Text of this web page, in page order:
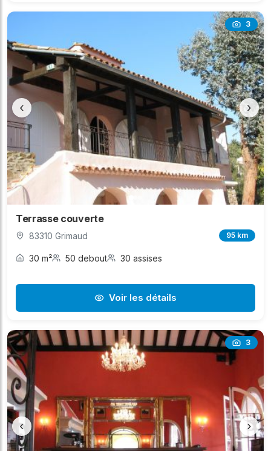
3
‹ ›
Terrasse couverte
83310 Grimaud 95 km
30 m² 50 debout 30 assises
Voir les détails
3
‹ ›